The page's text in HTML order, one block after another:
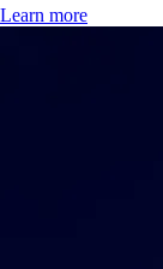
Learn more